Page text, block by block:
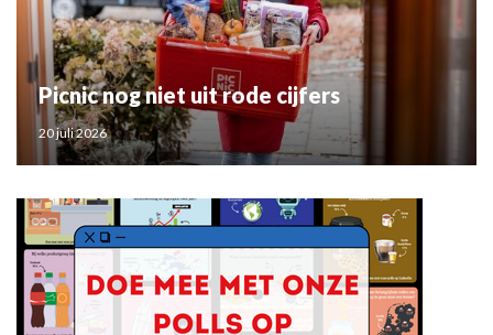
Picnic nog niet uit rode cijfers
20 juli 2026